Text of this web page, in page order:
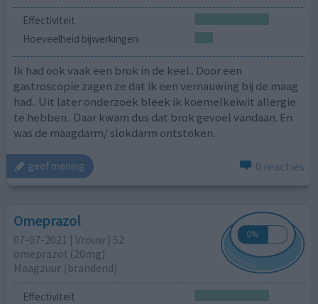
Effectiviteit
Hoeveelheid bijwerkingen
Ik had ook vaak een brok in de keel.. Door een
gastroscopie zagen ze dat ik een vernauwing bij de maag
had.. Uit later onderzoek bleek ik koemelkeiwit allergie
te hebben.. Daar kwam dus dat brok gevoel vandaan. En
was de maagdarm/ slokdarm ontstoken.
geef mening 0 reacties
Omeprazol
07-07-2021 | Vrouw | 52
omeprazol (20mg)
Maagzuur (brandend)
Effectiviteit